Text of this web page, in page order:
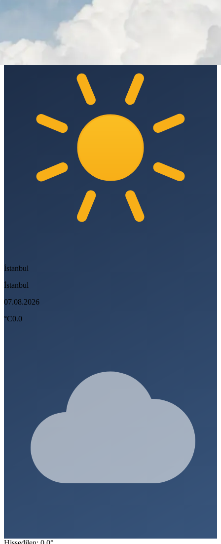
İstanbul
İstanbul
07.08.2026
°C0.0